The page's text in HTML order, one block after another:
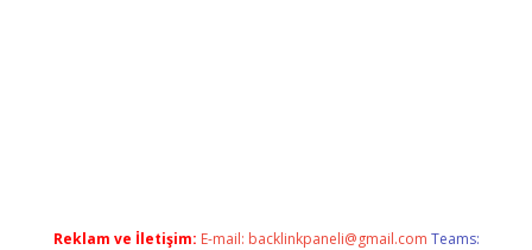
Reklam ve İletişim: E-mail: backlinkpaneli@gmail.com Teams: